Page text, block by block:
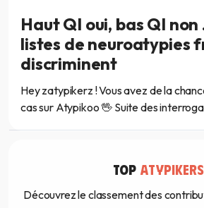
Haut QI oui, bas QI non
listes de neuroatypies
discriminent
Hey zatypikerz ! Vous avez de la
cas sur Atypikoo 🖖 Suite des
TOP ATYPIKERS
Découvrez le classement des